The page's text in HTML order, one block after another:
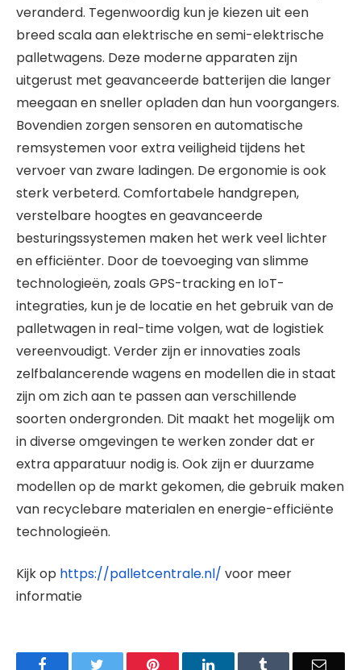
veranderd. Tegenwoordig kun je kiezen uit een
breed scala aan elektrische en semi-elektrische
palletwagens. Deze moderne apparaten zijn
uitgerust met geavanceerde batterijen die langer
meegaan en sneller opladen dan hun voorgangers.
Bovendien zorgen sensoren en automatische
remsystemen voor extra veiligheid tijdens het
vervoer van zware ladingen. De ergonomie is ook
sterk verbeterd. Comfortabele handgrepen,
verstelbare hoogtes en geavanceerde
besturingssystemen maken het werk veel lichter
en efficiënter. Door de toevoeging van slimme
technologieën, zoals GPS-tracking en IoT-
integraties, kun je de locatie en het gebruik van de
palletwagen in real-time volgen, wat de logistiek
vereenvoudigt. Verder zijn er innovaties zoals
zelfbalancerende wagens en modellen die in staat
zijn om zich aan te passen aan verschillende
soorten ondergronden. Dit maakt het mogelijk om
in diverse omgevingen te werken zonder dat er
extra apparatuur nodig is. Ook zijn er duurzame
modellen op de markt gekomen, die gebruik maken
van recyclebare materialen en energie-efficiënte
technologieën.
Kijk op https://palletcentrale.nl/ voor meer
informatie
Facebook Pinterest LinkedIn Email